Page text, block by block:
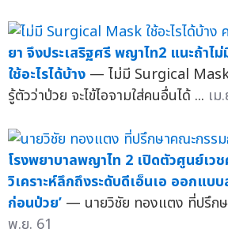
ยา จึงประเสริฐศรี พญาไท2 แนะถ้า
ใช้อะไรได้บ้าง — ไม่มี Surgical Mask
รู้ตัวว่าป่วย จะไข้ไอจามใส่คนอื่นได้ ... เม
โรงพยาบาลพญาไท 2 เปิดตัวศูนย์เว
วิเคราะห์ลึกถึงระดับดีเอ็นเอ ออกแบ
ก่อนป่วย’ — นายวิชัย ทองแตง ที่ปรึกษ
พ.ย. 61